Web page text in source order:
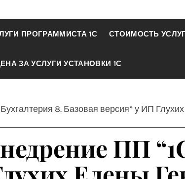
ПРОГРАММИСТА 1С СТОИМОСТЬ
ЗА УСЛУГИ УСТАНОВКИ 1С
8. Базовая версия” у ИП
ПП